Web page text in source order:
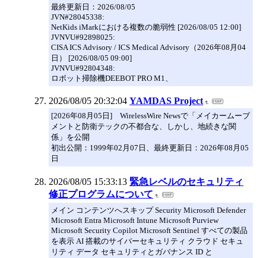
最終更新日：2026/08/05
JVN#28045338:
NetKids iMarkにおける複数の脆弱性 [2026/08/05 12:00]
JVNVU#92898025:
CISA ICS Advisory / ICS Medical Advisory（2026年08月04
日） [2026/08/05 09:00]
JVNVU#92804348:
ロボット掃除機DEEBOT PRO M1、
2026/08/05 20:32:04 YAMDAS Project
[2026年08月05日] WirelessWire Newsで「メイカームーブ
メントと防衛テックの不都合な、しかし、地続きな関
係」を公開
初出公開：1999年02月07日、最終更新日：2026年08月05
日
2026/08/05 15:33:13 緊急レベルのセキュリティ
修正プログラムについて
メイン コンテンツへスキップ Security Microsoft Defender
Microsoft Entra Microsoft Intune Microsoft Purview
Microsoft Security Copilot Microsoft Sentinel すべての製品
を表示 AI 搭載のサイバーセキュリティ クラウド セキュ
リティ データ セキュリティとガバナンス ID と